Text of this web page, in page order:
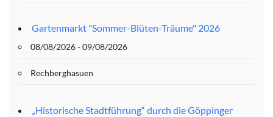
Gartenmarkt "Sommer-Blüten-Träume" 2026
08/08/2026 - 09/08/2026
Rechberghasuen
„Historische Stadtführung“ durch die Göppinger